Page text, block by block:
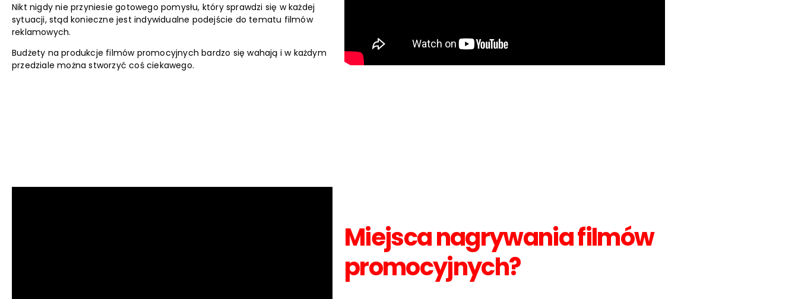
Nikt nigdy nie przyniesie gotowego pomysłu, który sprawdzi się w każdej
sytuacji, stąd konieczne jest indywidualne podejście do tematu filmów
reklamowych.
Budżety na produkcje filmów promocyjnych bardzo się wahają i w każdym
przedziale można stworzyć coś ciekawego.
Miejsca nagrywania filmów
promocyjnych?